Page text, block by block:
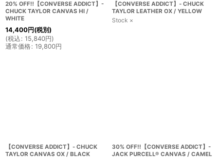
20% OFF!!【CONVERSE ADDICT】-
CHUCK TAYLOR CANVAS HI /
WHITE
14,400円(税別)
(税込: 15,840円)
通常価格: 19,800円
【CONVERSE ADDICT】- CHUCK
TAYLOR LEATHER OX / YELLOW
Stock ×
【CONVERSE ADDICT】- CHUCK
TAYLOR CANVAS OX / BLACK
30% OFF!!【CONVERSE ADDICT】-
JACK PURCELL® CANVAS / CAMEL